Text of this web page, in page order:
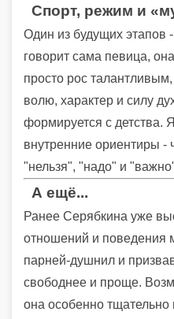
Спорт, режим и
Один из будущих этапов
говорит сама певица,
просто рос
волю, характер и силу
формируется с детства.
внутренние ориентиры -
"нельзя", "надо" и
А ещё...
Ранее Серябкина уже
отношений и поведения
парней-душнил и
свободнее и проще.
она особенно тщательно